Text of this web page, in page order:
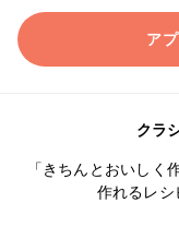
ア
クラ
「きちんとおいしく
作れるレシ